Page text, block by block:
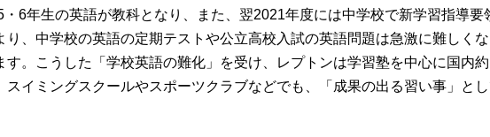
6年生の英語が教科となり、また、翌2021年度には中学校で新学習指導要
り、中学校の英語の定期テストや公立高校入試の英語問題は急激に難しく
す。こうした「学校英語の難化」を受け、レプトンは学習塾を中心に国内
スイミングスクールやスポーツクラブなどでも、「成果の出る習い事」と